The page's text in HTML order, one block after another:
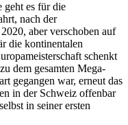
geht es für die
nach der
aber verschoben auf
die kontinentalen
schenkt
dem gesamten Mega-
gegangen war, erneut das
in der Schweiz offenbar
in seiner ersten